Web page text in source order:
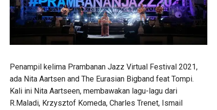
Penampil kelima Prambanan Jazz Virtual Festival 2021,
ada Nita Aartsen and The Eurasian Bigband feat Tompi.
Kali ini Nita Aartseen, membawakan lagu-lagu dari
R.Maladi, Krzysztof Komeda, Charles Trenet, Ismail